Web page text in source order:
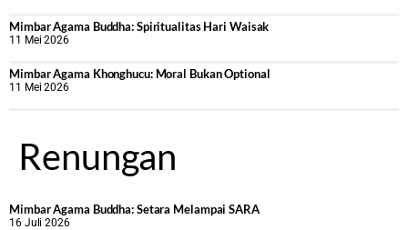
Mimbar Agama Buddha: Spiritualitas Hari Waisak
11 Mei 2026
Mimbar Agama Khonghucu: Moral Bukan Optional
11 Mei 2026
Renungan
Mimbar Agama Buddha: Setara Melampai SARA
16 Juli 2026